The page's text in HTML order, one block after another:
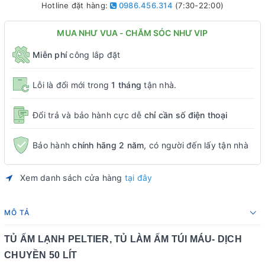
Hotline đặt hàng: 0986.456.314 (7:30-22:00)
MUA NHƯ VUA - CHĂM SÓC NHƯ VIP
Miễn phícông lắp đặt
Lỗi là đổi mới trong1 tháng tận nhà.
Đổi trả và bảo hành cực dễ chỉ cần số điện thoại
Bảo hànhchính hãng 2 năm, có người đến lấy tận nhà
Xem danh sách cửa hàng tại đây
MÔ TẢ
TỦ ẤM LẠNH PELTIER, TỦ LÀM ẤM TÚI MÁU- DỊCH
CHUYỀN 50 LÍT